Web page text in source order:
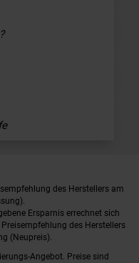
des Herstellers am
Ersparnis errechnet sich
des Herstellers
(Neupreis).
Angebot. Preise sind